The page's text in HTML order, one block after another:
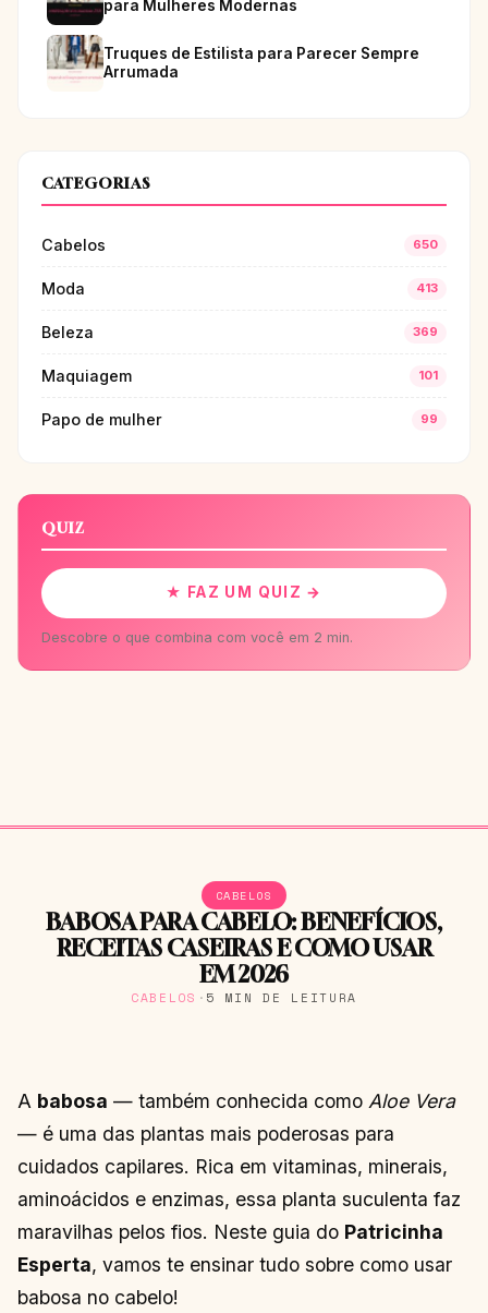
para Mulheres Modernas
Truques de Estilista para Parecer Sempre
Arrumada
CATEGORIAS
Cabelos 650
Moda 413
Beleza 369
Maquiagem 101
Papo de mulher 99
QUIZ
★ FAZ UM QUIZ →
Descobre o que combina com você em 2 min.
CABELOS
BABOSA PARA CABELO: BENEFÍCIOS,
RECEITAS CASEIRAS E COMO USAR
EM 2026
CABELOS · 5 MIN DE LEITURA
A babosa — também conhecida como Aloe Vera
— é uma das plantas mais poderosas para
cuidados capilares. Rica em vitaminas, minerais,
aminoácidos e enzimas, essa planta suculenta faz
maravilhas pelos fios. Neste guia do Patricinha
Esperta, vamos te ensinar tudo sobre como usar
babosa no cabelo!